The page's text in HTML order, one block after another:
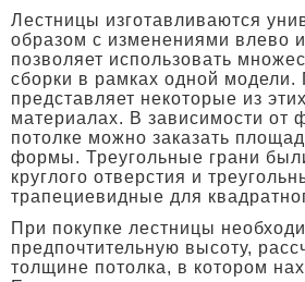
Лестницы изготавливаются
образом с изменениями влево
позволяет использовать
сборки в рамках одной модели.
представляет некоторые из
материалах. В зависимости от
потолке можно заказать
формы. Треугольные грани
круглого отверстия и
трапециевидные для
При покупке лестницы
предпочтительную высоту,
толщине потолка, в котором